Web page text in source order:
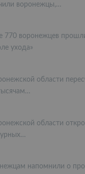
воронежцы,…
770 воронежцев
ухода»
области
области
напомнили о